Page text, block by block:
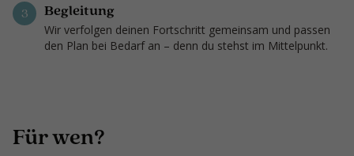
3 Begleitung
Wir verfolgen deinen Fortschritt gemeinsam und passen
den Plan bei Bedarf an – denn du stehst im Mittelpunkt.
Für wen?